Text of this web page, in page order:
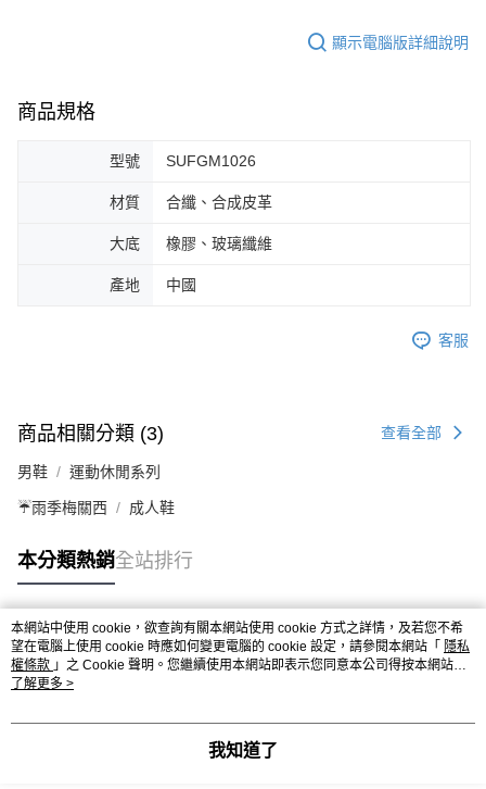
顯示電腦版詳細說明
商品規格
型號 SUFGM1026
材質 合纖、合成皮革
大底 橡膠、玻璃纖維
產地 中國
客服
商品相關分類 (3) 查看全部
男鞋 運動休閒系列
☔雨季梅關西 成人鞋
本分類熱銷全站排行
熱門標籤
本網站中使用 cookie，欲查詢有關本網站使用 cookie 方式之詳情，及若您不希
望在電腦上使用 cookie 時應如何變更電腦的 cookie 設定，請參閱本網站「 隱私
權條款 」之 Cookie 聲明。您繼續使用本網站即表示您同意本公司得按本網站使
用條款之 Cookie 聲明使用 cookie。
了解更多 >
我知道了